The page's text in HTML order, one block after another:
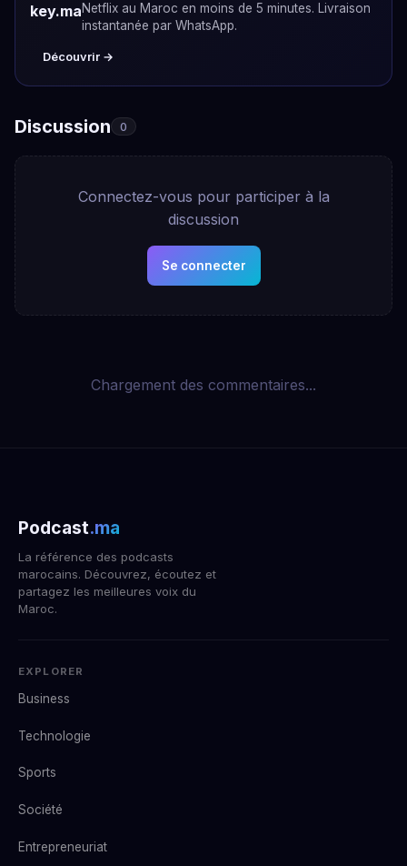
key.maNetflix au Maroc en moins de 5 minutes. Livraison
instantanée par WhatsApp.
Découvrir →
Discussion 0
Connectez-vous pour participer à la
discussion
Se connecter
Chargement des commentaires...
Podcast.ma
La référence des podcasts
marocains. Découvrez, écoutez et
partagez les meilleures voix du
Maroc.
EXPLORER
Business
Technologie
Sports
Société
Entrepreneuriat